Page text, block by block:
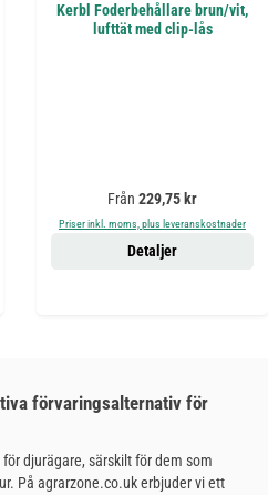
Kerbl Foderbehållare brun/vit,
lufttät med clip-lås
Ordinarie pris:
Från 229,75 kr
Priser inkl. moms, plus leveranskostnader
Detaljer
förvaringsalternativ för
djurägare, särskilt för dem som
På agrarzone.co.uk erbjuder vi ett